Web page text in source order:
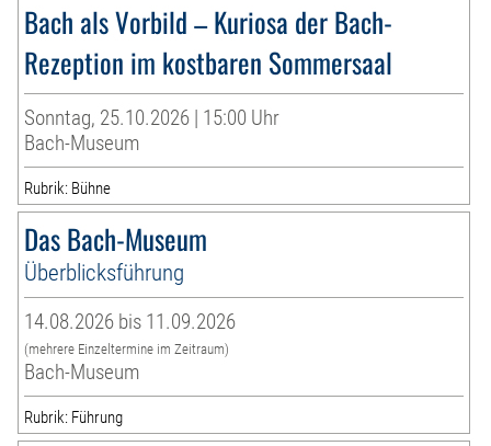
Bach als Vorbild – Kuriosa der Bach-
Rezeption im kostbaren Sommersaal
Sonntag, 25.10.2026 | 15:00 Uhr
Bach-Museum
Rubrik: Bühne
Das Bach-Museum
Überblicksführung
14.08.2026 bis 11.09.2026
(mehrere Einzeltermine im Zeitraum)
Bach-Museum
Rubrik: Führung